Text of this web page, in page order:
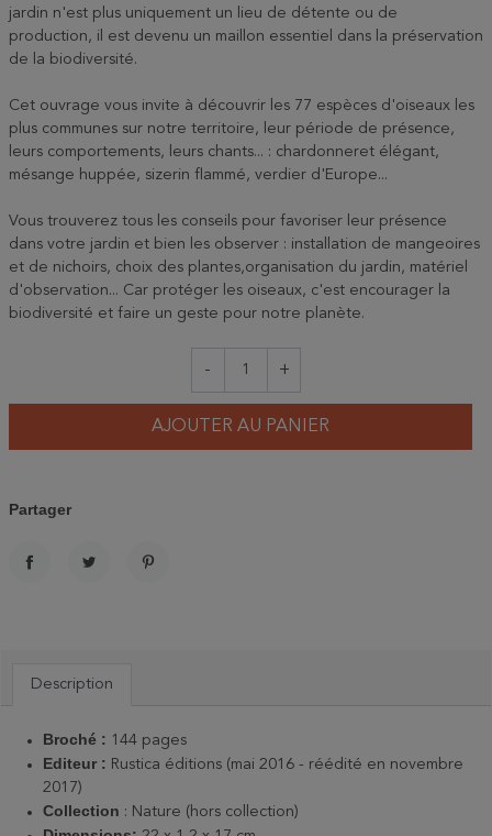
jardin n'est plus uniquement un lieu de détente ou de
production, il est devenu un maillon essentiel dans la préservation
de la biodiversité.
Cet ouvrage vous invite à découvrir les 77 espèces d'oiseaux les
plus communes sur notre territoire, leur période de présence,
leurs comportements, leurs chants... : chardonneret élégant,
mésange huppée, sizerin flammé, verdier d'Europe...
Vous trouverez tous les conseils pour favoriser leur présence
dans votre jardin et bien les observer : installation de mangeoires
et de nichoirs, choix des plantes,organisation du jardin, matériel
d'observation... Car protéger les oiseaux, c'est encourager la
biodiversité et faire un geste pour notre planète.
- +
AJOUTER AU PANIER
Partager
Description
Broché : 144 pages
Editeur : Rustica éditions (mai 2016 - réédité en novembre
2017)
Collection : Nature (hors collection)